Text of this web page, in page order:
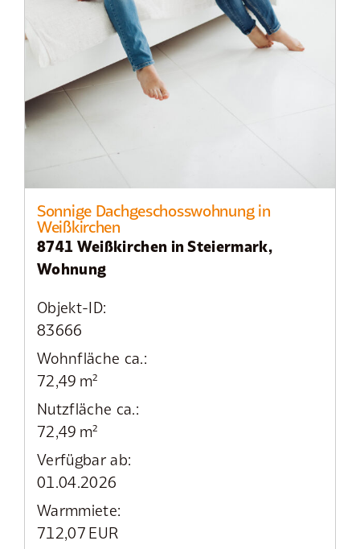
Sonnige Dachgeschosswohnung in
Weißkirchen
8741 Weißkirchen in Steiermark,
Wohnung
Objekt-ID:
83666
Wohnfläche ca.:
72,49 m²
Nutzfläche ca.:
72,49 m²
Verfügbar ab:
01.04.2026
Warmmiete:
712,07 EUR